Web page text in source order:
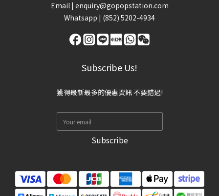
Email | enquiry@gopopstation.com
Whatsapp | (852) 5202-4934
Subscribe Us!
獲得最新最多的優惠資訊 不要錯過!
Subscribe